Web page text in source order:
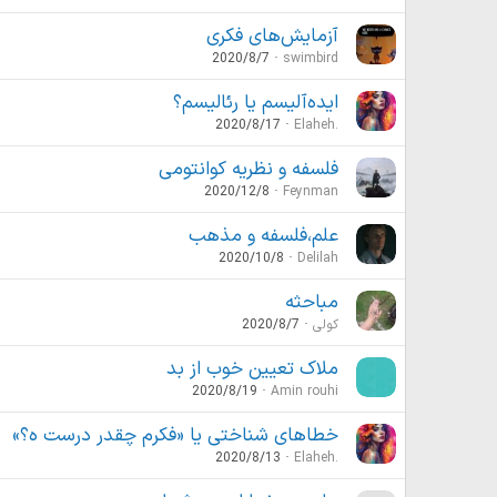
آزمایش‌های فکری
swimbird
2020/8/7
ایده‌آلیسم یا رئالیسم؟
Elaheh.
2020/8/17
فلسفه و نظریه کوانتومی
Feynman
2020/12/8
علم،فلسفه و مذهب
Delilah
2020/10/8
مباحثه
کولی 2020/8/7
ملاک تعیین خوب از بد
Amin rouhi
2020/8/19
خطاهای شناختی یا «فکرم چقدر درست ه؟»
Elaheh.
2020/8/13